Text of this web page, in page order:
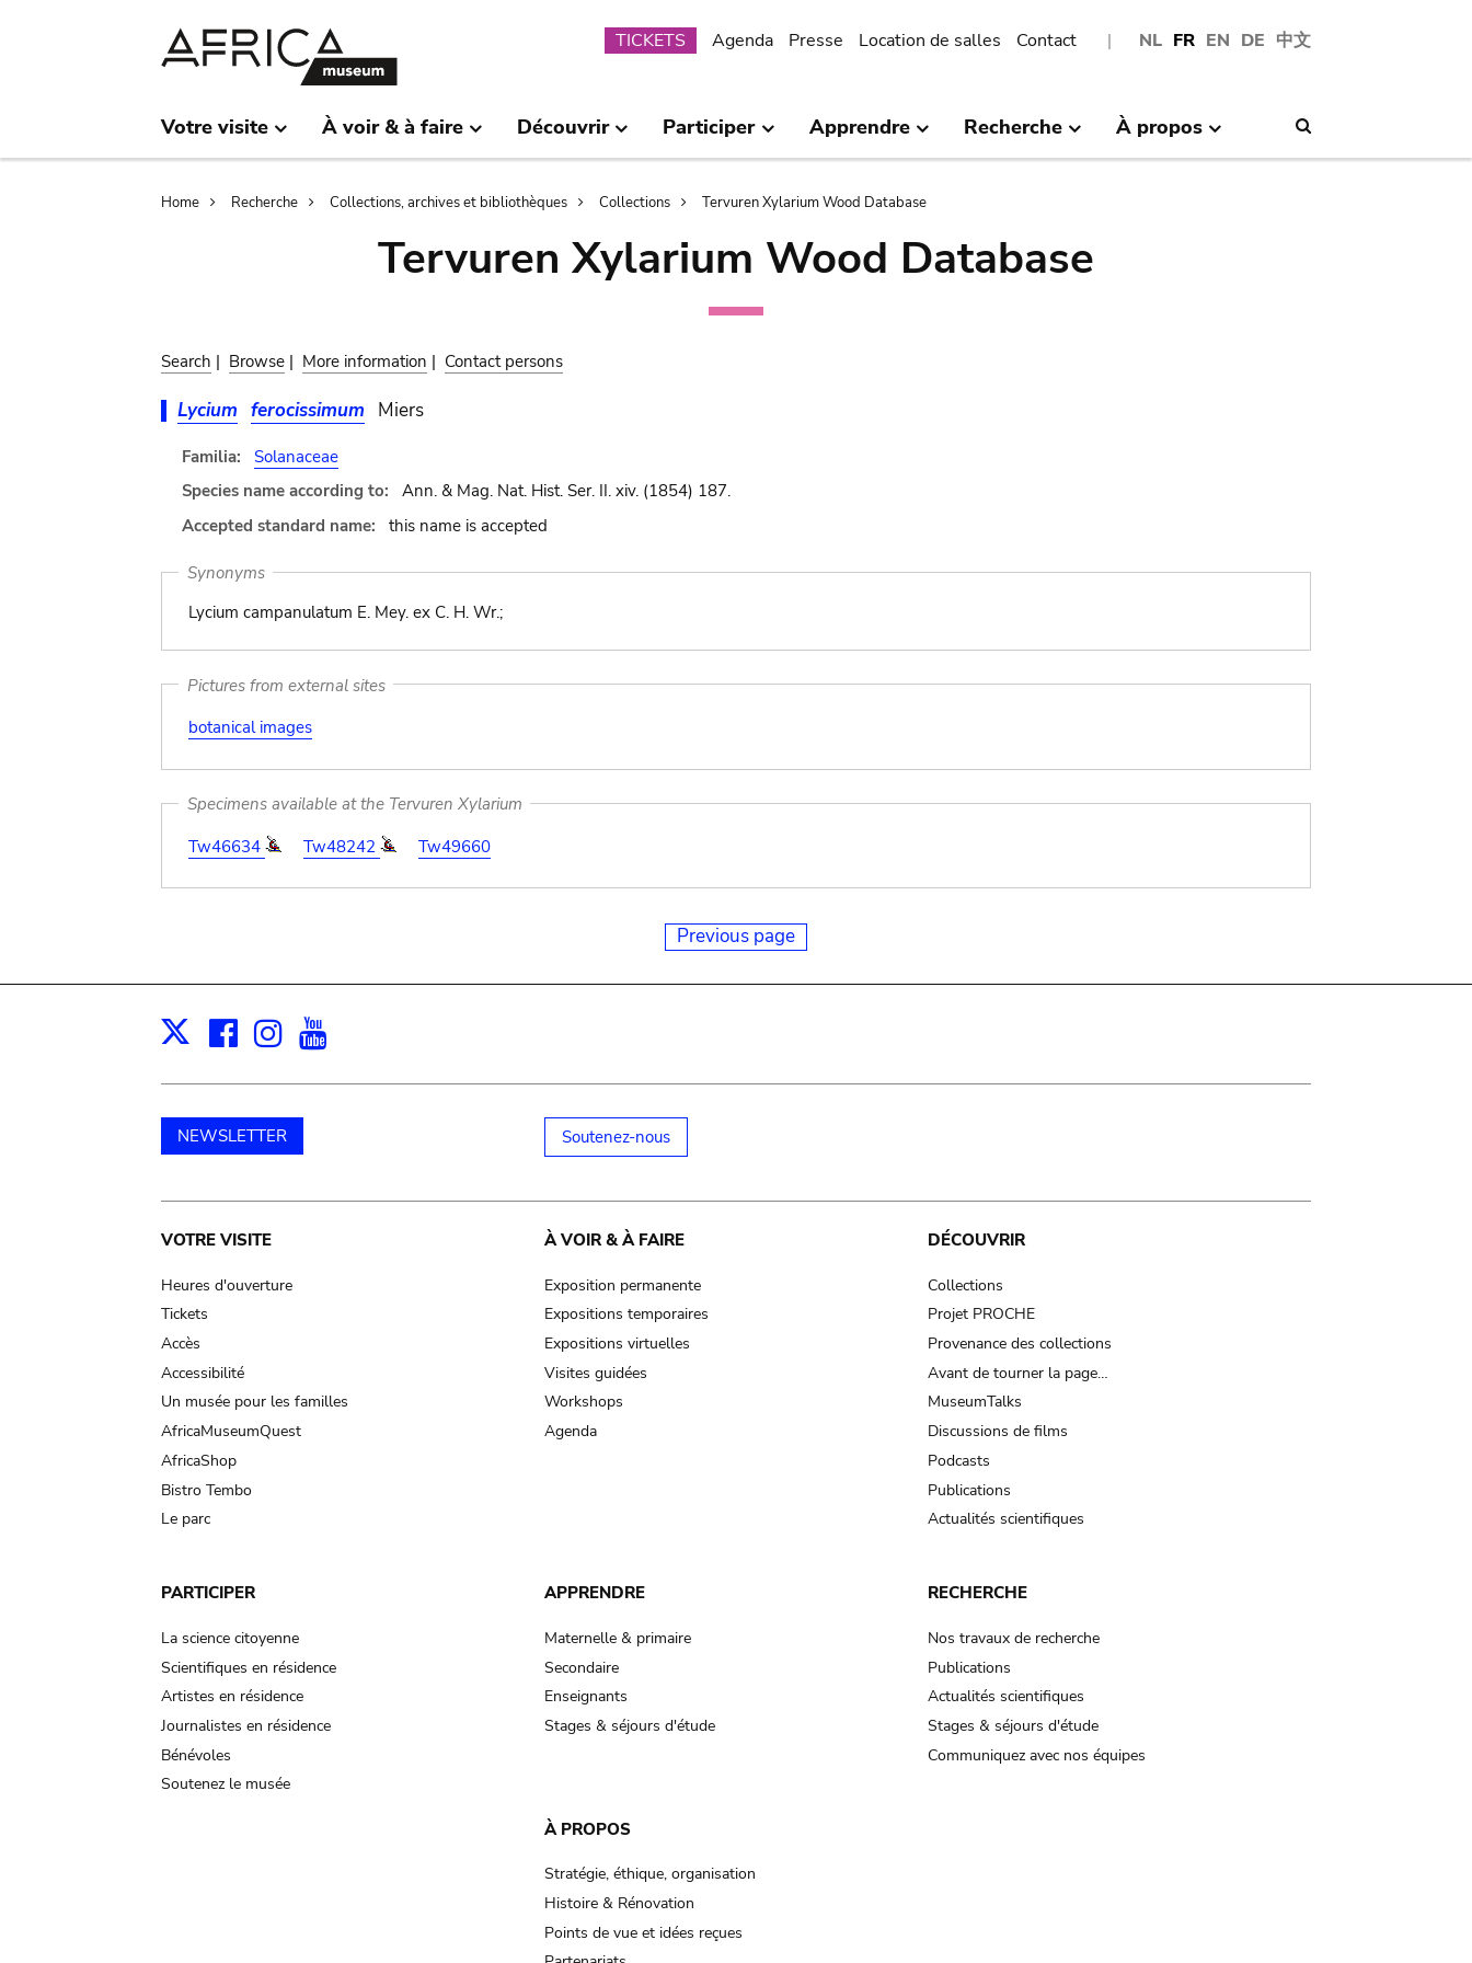
NL FR EN DE 中文
Submenu
TICKETS Agenda Presse Location de salles Contact
Votre visite À voir & à faire Découvrir Participer Apprendre Recherche À propos
Breadcrumb
Home Recherche Collections, archives et bibliothèques Collections Tervuren Xylarium Wood Database
Tervuren Xylarium Wood Database
Search | Browse | More information | Contact persons
Lycium ferocissimum Miers
Familia:
Solanaceae
Species name according to:
Ann. & Mag. Nat. Hist. Ser. II. xiv. (1854) 187.
Accepted standard name:
this name is accepted
Synonyms
Lycium campanulatum E. Mey. ex C. H. Wr.;
Pictures from external sites
botanical images
Specimens available at the Tervuren Xylarium
Tw46634
Tw48242 Tw49660
Previous page
X Facebook
Instagram
NEWSLETTER Soutenez-nous
Main
navigation
VOTRE VISITE
Heures d'ouverture
Tickets
Accès
Accessibilité
Un musée pour les familles
AfricaMuseumQuest
AfricaShop
Bistro Tembo
Le parc
À VOIR & À FAIRE
Exposition permanente
Expositions temporaires
Expositions virtuelles
Visites guidées
Workshops
Agenda
DÉCOUVRIR
Collections
Projet PROCHE
Provenance des collections
Avant de tourner la page…
MuseumTalks
Discussions de films
Podcasts
Publications
Actualités scientifiques
PARTICIPER
La science citoyenne
Scientifiques en résidence
Artistes en résidence
Journalistes en résidence
Bénévoles
Soutenez le musée
APPRENDRE
Maternelle & primaire
Secondaire
Enseignants
Stages & séjours d'étude
RECHERCHE
Nos travaux de recherche
Publications
Actualités scientifiques
Stages & séjours d'étude
Communiquez avec nos équipes
À PROPOS
Stratégie, éthique, organisation
Histoire & Rénovation
Points de vue et idées reçues